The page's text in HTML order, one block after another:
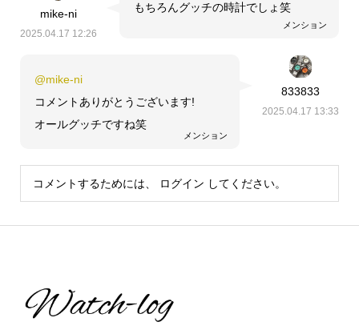
mike-ni
2025.04.17 12:26
メンション
もちろんグッチの時計でしょ笑
833833
2025.04.17 13:33
メンション
@mike-ni
コメントありがとうございます!
オールグッチですね笑
コメントするためには、 ログイン してください。